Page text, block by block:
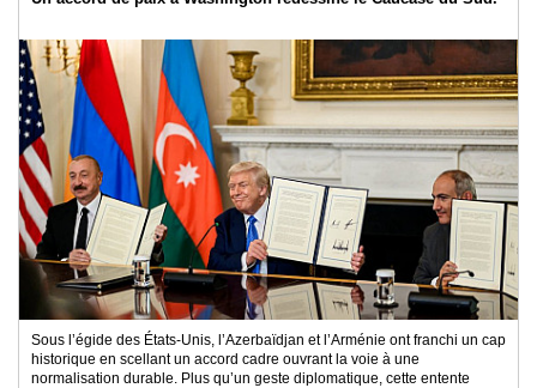
Sous l’égide des États-Unis, l’Azerbaïdjan et l’Arménie ont franchi un cap
historique en scellant un accord cadre ouvrant la voie à une
normalisation durable. Plus qu’un geste diplomatique, cette entente